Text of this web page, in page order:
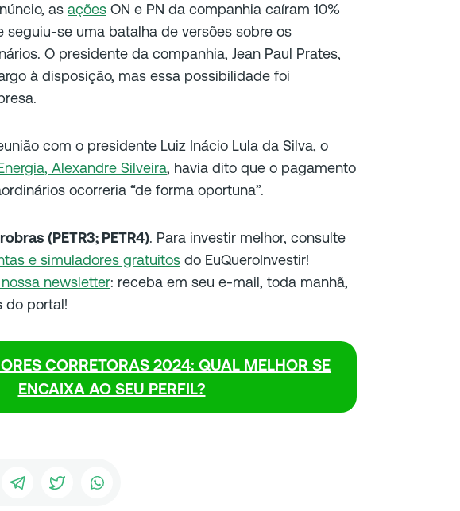
as ações ON e PN da companhia caíram 10%
seguiu-se uma batalha de versões sobre os
O presidente da companhia, Jean Paul Prates,
à disposição, mas essa possibilidade foi
com o presidente Luiz Inácio Lula da Silva, o
Alexandre Silveira, havia dito que o pagamento
ocorreria “de forma oportuna”.
(PETR3; PETR4). Para investir melhor, consulte
e simuladores gratuitos do EuQueroInvestir!
newsletter: receba em seu e-mail, toda manhã,
do portal!
CORRETORAS 2024: QUAL MELHOR SE
ENCAIXA AO SEU PERFIL?